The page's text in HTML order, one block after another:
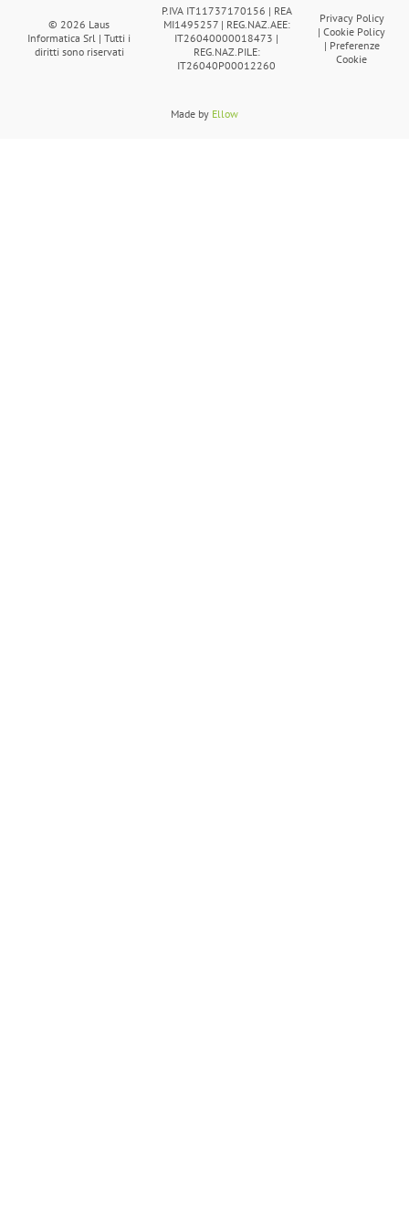
© 2026 Laus
Informatica Srl | Tutti i
diritti sono riservati
P.IVA IT11737170156 | REA
MI1495257 | REG.NAZ.AEE:
IT26040000018473 |
REG.NAZ.PILE:
IT26040P00012260
Privacy Policy
|Cookie Policy
| Preferenze
Cookie
Made by Ellow